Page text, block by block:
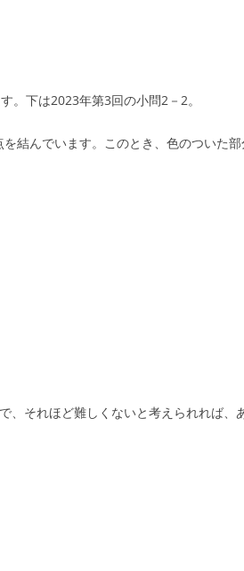
。下は2023年第3回の小問2－2。
結んでいます。このとき、色のついた
、それほど難しくないと考えられれば、